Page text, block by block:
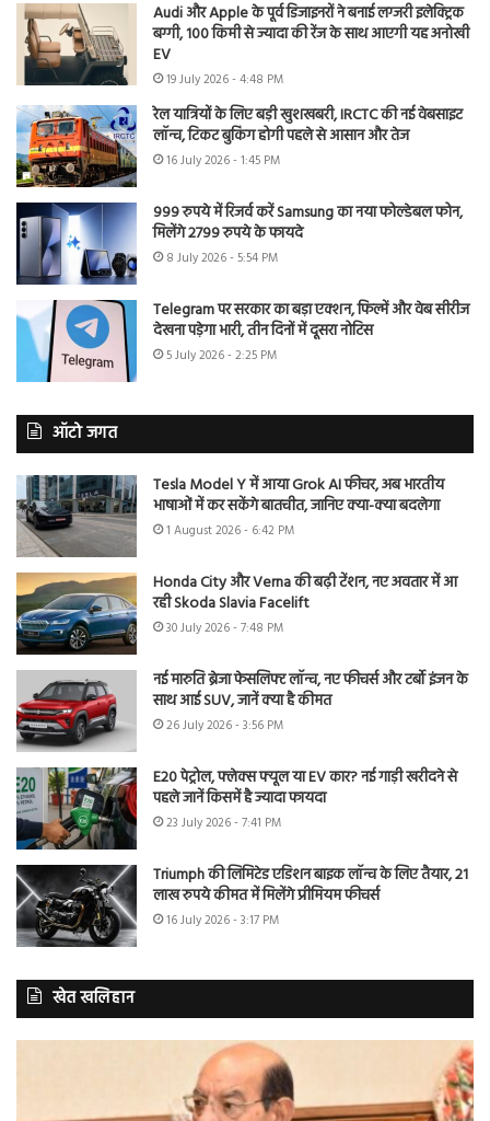
Audi और Apple के पूर्व डिजाइनरों ने बनाई लग्जरी इलेक्ट्रिक
बग्गी, 100 किमी से ज्यादा की रेंज के साथ आएगी यह अनोखी
EV
19 July 2026 - 4:48 PM
रेल यात्रियों के लिए बड़ी खुशखबरी, IRCTC की नई वेबसाइट
लॉन्च, टिकट बुकिंग होगी पहले से आसान और तेज
16 July 2026 - 1:45 PM
999 रुपये में रिजर्व करें Samsung का नया फोल्डेबल फोन,
मिलेंगे 2799 रुपये के फायदे
8 July 2026 - 5:54 PM
Telegram पर सरकार का बड़ा एक्शन, फिल्में और वेब सीरीज
देखना पड़ेगा भारी, तीन दिनों में दूसरा नोटिस
5 July 2026 - 2:25 PM
ऑटो जगत
Tesla Model Y में आया Grok AI फीचर, अब भारतीय
भाषाओं में कर सकेंगे बातचीत, जानिए क्या-क्या बदलेगा
1 August 2026 - 6:42 PM
Honda City और Verna की बढ़ी टेंशन, नए अवतार में आ
रही Skoda Slavia Facelift
30 July 2026 - 7:48 PM
नई मारुति ब्रेजा फेसलिफ्ट लॉन्च, नए फीचर्स और टर्बो इंजन के
साथ आई SUV, जानें क्या है कीमत
26 July 2026 - 3:56 PM
E20 पेट्रोल, फ्लेक्स फ्यूल या EV कार? नई गाड़ी खरीदने से
पहले जानें किसमें है ज्यादा फायदा
23 July 2026 - 7:41 PM
Triumph की लिमिटेड एडिशन बाइक लॉन्च के लिए तैयार, 21
लाख रुपये कीमत में मिलेंगे प्रीमियम फीचर्स
16 July 2026 - 3:17 PM
खेत खलिहान